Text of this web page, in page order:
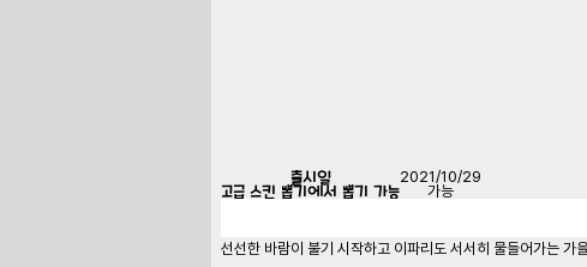
출시일 2021/10/29
고급 스킨 뽑기에서 뽑기 가능 가능
선선한 바람이 불기 시작하고 이파리도 서서히 물들어가는